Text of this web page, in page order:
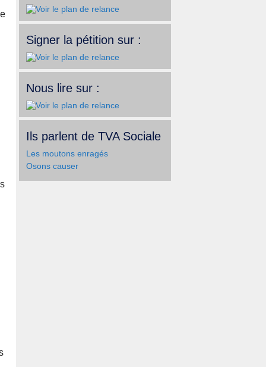
Signer la pétition sur :
Nous lire sur :
Ils parlent de TVA Sociale
Les moutons enragés
Osons causer